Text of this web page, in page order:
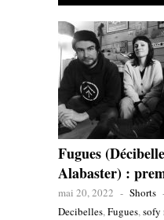
Fugues
Alabaster) :
mai 20, 2022 - Shorts
Decibelles,Fugues,sofy